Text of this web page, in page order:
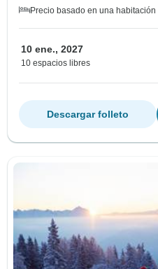
Precio basado en una
10 ene., 2027
10 espacios libres
Descargar folleto